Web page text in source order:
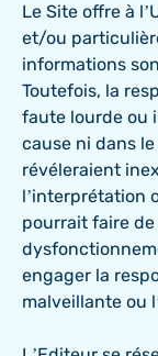
Le Site offre à
et/ou
informations
Toutefois, la
faute lourde ou
cause ni dans
révéleraient
l’interprétation
pourrait faire
engager la
malveillante ou